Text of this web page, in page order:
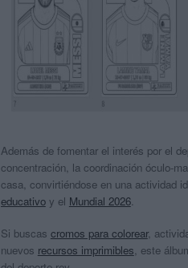
Además de fomentar el interés por el
concentración, la coordinación óculo-
casa, convirtiéndose en una actividad
educativoy el Mundial 2026.
Si buscas cromos para colorear,
nuevos recursos imprimibles , este